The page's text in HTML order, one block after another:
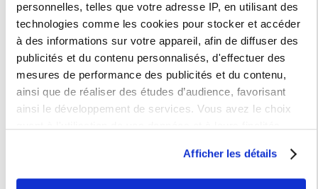
personnelles, telles que votre adresse IP, en utilisant des
technologies comme les cookies pour stocker et accéder
à des informations sur votre appareil, afin de diffuser des
publicités et du contenu personnalisés, d'effectuer des
mesures de performance des publicités et du contenu,
ainsi que de réaliser des études d’audience, favorisant
ainsi le développement de services. Vous avez le choix
moment en consultant la Déclaration relative aux cookies
ou en cliquant sur l'icône de confidentialité.
Afficher les détails
Modalités d’évaluation en cours :Le
cours est évalué par deux examens.
Semaine 6 : débat en classe ou
devoir écrit ; semaine 12 : Devoir sur
table : exercices/commentaire de
document(s)/composition.
Épreuve de session 2 (rattrapage),